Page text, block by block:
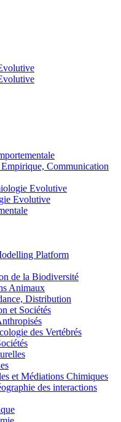
Communication
Evolutive
Evolutive
Platform
de la Biodiversité
Animaux
Distribution
et Sociétés
des Vertébrés
et Médiations Chimiques
des interactions